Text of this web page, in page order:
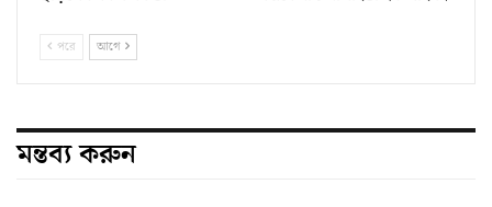
পরে আগে
মন্তব্য করুন